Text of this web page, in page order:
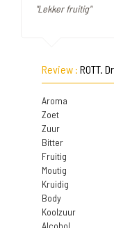
"Lekker fruitig"
Review : ROTT.
Aroma
Zoet
Zuur
Bitter
Fruitig
Moutig
Kruidig
Body
Koolzuur
Alcohol